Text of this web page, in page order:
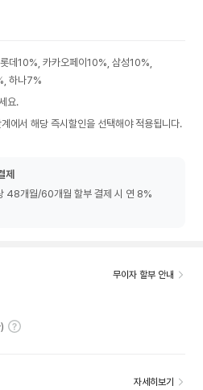
데10%, 카카오페이10%, 삼성10%,
하나7%
요.
에서 해당 즉시할인을 선택해야 적용됩니다.
제
48개월/60개월 할부 결제 시 연 8%
무이자 할부 안내
자세히보기